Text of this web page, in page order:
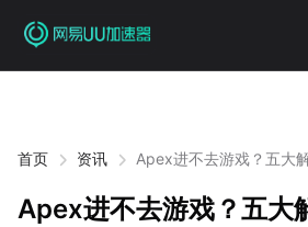
首页 资讯 Apex进不去游戏？五大
Apex进不去游戏？五大